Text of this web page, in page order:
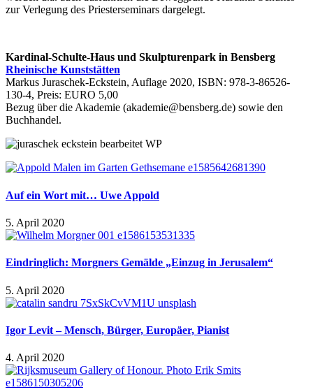
zur Verlegung des Priesterseminars dargelegt.
Kardinal-Schulte-Haus und Skulpturenpark in Bensberg
Rheinische Kunststätten
Markus Juraschek-Eckstein, Auflage 2020, ISBN: 978-3-86526-
130-4, Preis: EURO 5,00
Bezug über die Akademie (akademie@bensberg.de) sowie den
Buchhandel.
Auf ein Wort mit… Uwe Appold
5. April 2020
Eindringlich: Morgners Gemälde „Einzug in Jerusalem“
5. April 2020
Igor Levit – Mensch, Bürger, Europäer, Pianist
4. April 2020